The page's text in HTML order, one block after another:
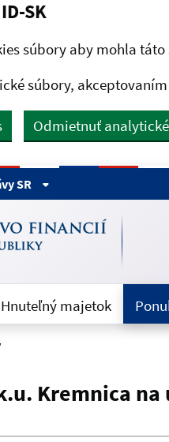
obsah
SK
súbory aby mohla
súbory,
Odmietnuť
SR
Hnuteľný majetok
Kremnica na